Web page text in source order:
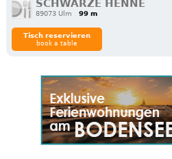
SCHWARZE HENNE
89073 Ulm 99 m
Tisch reservieren
book a table